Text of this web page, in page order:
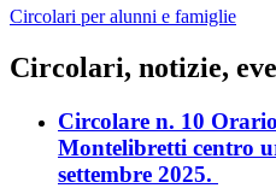
Circolari per alunni e famiglie
Circolari, notizie,
Circolare n. 10
Montelibretti centro
settembre 2025.